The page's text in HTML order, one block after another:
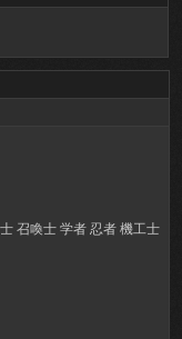
召喚士 学者 忍者 機工士